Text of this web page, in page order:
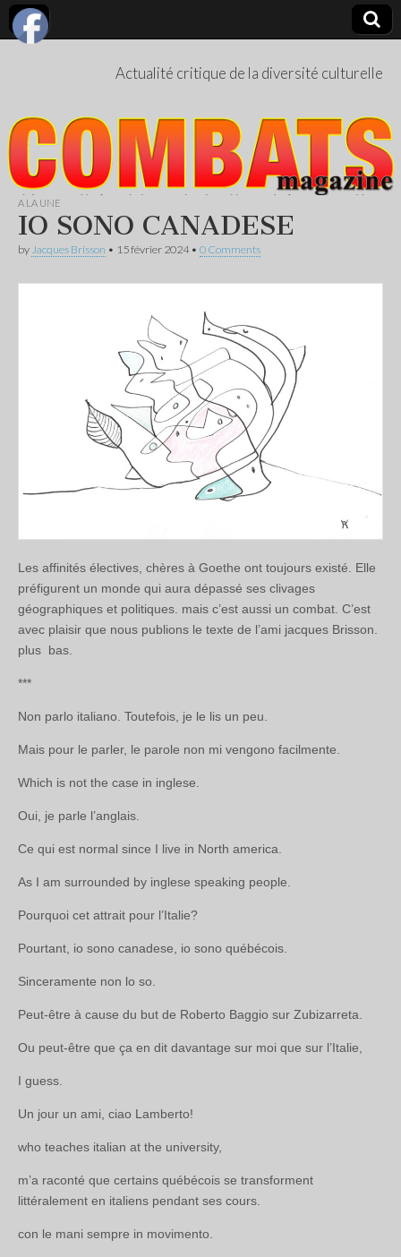
Actualité critique de la diversité culturelle
A LA UNE
IO SONO CANADESE
by Jacques Brisson • 15 février 2024• 0 Comments
Les affinités électives, chères à Goethe ont toujours existé. Elle
préfigurent un monde qui aura dépassé ses clivages
géographiques et politiques. mais c’est aussi un combat. C’est
avec plaisir que nous publions le texte de l’ami jacques Brisson.
plus bas.
***
Non parlo italiano. Toutefois, je le lis un peu.
Mais pour le parler, le parole non mi vengono facilmente.
Which is not the case in inglese.
Oui, je parle l’anglais.
Ce qui est normal since I live in North america.
As I am surrounded by inglese speaking people.
Pourquoi cet attrait pour l’Italie?
Pourtant, io sono canadese, io sono québécois.
Sinceramente non lo so.
Peut-être à cause du but de Roberto Baggio sur Zubizarreta.
Ou peut-être que ça en dit davantage sur moi que sur l’Italie,
I guess.
Un jour un ami, ciao Lamberto!
who teaches italian at the university,
m’a raconté que certains québécois se transforment
littéralement en italiens pendant ses cours.
con le mani sempre in movimento.